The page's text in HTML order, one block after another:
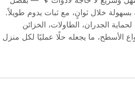
خلال ثوانٍ، مع ثبات يدوم طويلاً.
الجدران، الطاولات، الخزائن
الأسطح، ما يجعله حلًا عمليًا لكل منزل